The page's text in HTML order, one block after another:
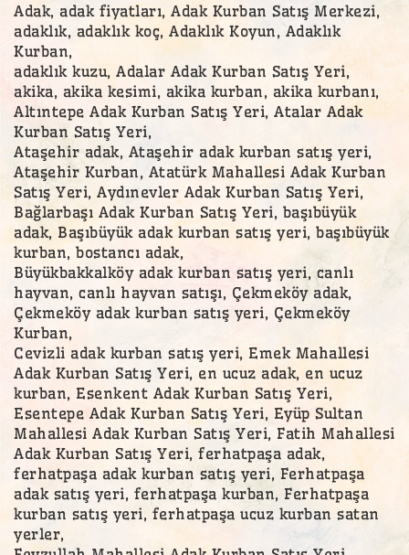
Adak, adak fiyatları, Adak Kurban Satış Merkezi,
adaklık, adaklık koç, Adaklık Koyun, Adaklık
Kurban,
adaklık kuzu, Adalar Adak Kurban Satış Yeri,
akika, akika kesimi, akika kurban, akika kurbanı,
Altıntepe Adak Kurban Satış Yeri, Atalar Adak
Kurban Satış Yeri,
Ataşehir adak, Ataşehir adak kurban satış yeri,
Ataşehir Kurban, Atatürk Mahallesi Adak Kurban
Satış Yeri, Aydınevler Adak Kurban Satış Yeri,
Bağlarbaşı Adak Kurban Satış Yeri, başıbüyük
adak, Başıbüyük adak kurban satış yeri, başıbüyük
kurban, bostancı adak,
Büyükbakkalköy adak kurban satış yeri, canlı
hayvan, canlı hayvan satışı, Çekmeköy adak,
Çekmeköy adak kurban satış yeri, Çekmeköy
Kurban,
Cevizli adak kurban satış yeri, Emek Mahallesi
Adak Kurban Satış Yeri, en ucuz adak, en ucuz
kurban, Esenkent Adak Kurban Satış Yeri,
Esentepe Adak Kurban Satış Yeri, Eyüp Sultan
Mahallesi Adak Kurban Satış Yeri, Fatih Mahallesi
Adak Kurban Satış Yeri, ferhatpaşa adak,
ferhatpaşa adak kurban satış yeri, Ferhatpaşa
adak satış yeri, ferhatpaşa kurban, Ferhatpaşa
kurban satış yeri, ferhatpaşa ucuz kurban satan
yerler,